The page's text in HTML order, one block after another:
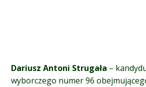
Dariusz Antoni Strugała –
wyborczego numer 96